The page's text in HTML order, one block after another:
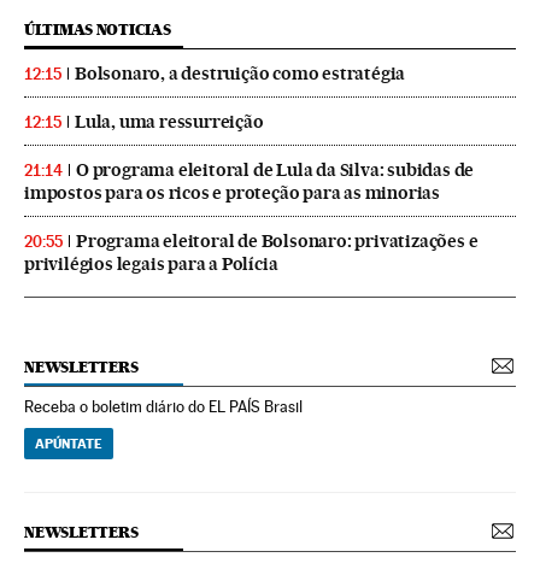
ÚLTIMAS NOTICIAS
12:15 Bolsonaro, a destruição como estratégia
12:15 Lula, uma ressurreição
21:14
O programa eleitoral de Lula da Silva: subidas de
impostos para os ricos e proteção para as minorias
20:55
Programa eleitoral de Bolsonaro: privatizações e
privilégios legais para a Polícia
NEWSLETTERS
Receba o boletim diário do EL PAÍS Brasil
APÚNTATE
NEWSLETTERS